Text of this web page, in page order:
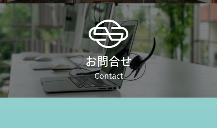
お問合せ
Contact